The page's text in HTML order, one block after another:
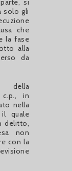
si
solo gli
che
la fase
alla
da
della
in
nella
quale
delitto,
non
con la